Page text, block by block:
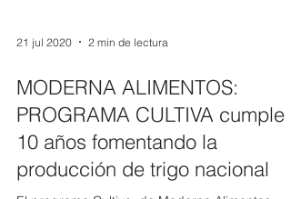
21 jul 2020 2 min de lectura
MODERNA ALIMENTOS:
PROGRAMA CULTIVA cumple
10 años fomentando la